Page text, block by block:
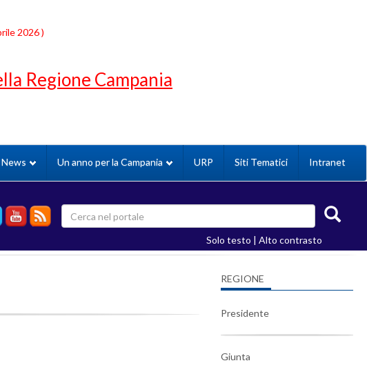
2026 )
Regione Campania
News Un anno per la Campania URP Siti Tematici Intranet
Solo testo Alto contrasto
REGIONE
Presidente
Giunta